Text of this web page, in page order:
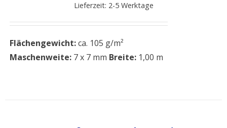
Lieferzeit: 2-5 Werktage
Flächengewicht:ca. 105 g/m²
Maschenweite:7 x 7 mm Breite:1,00 m